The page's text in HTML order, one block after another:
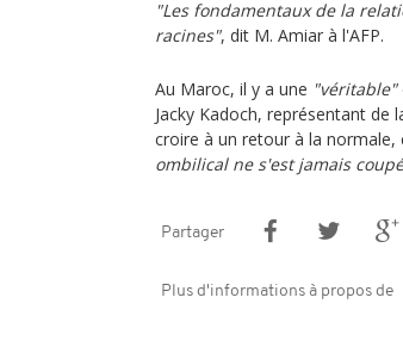
"Les fondamentaux de la
racines", dit M. Amiar à l'AFP.
Au Maroc, il y a une "véritable"
Jacky Kadoch, représentant
croire à un retour à la normale,
ombilical ne s'est jamais
Partager
Plus d'informations à propos de